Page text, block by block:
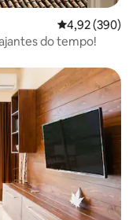
Classificação
4,92 (390)
do tempo!